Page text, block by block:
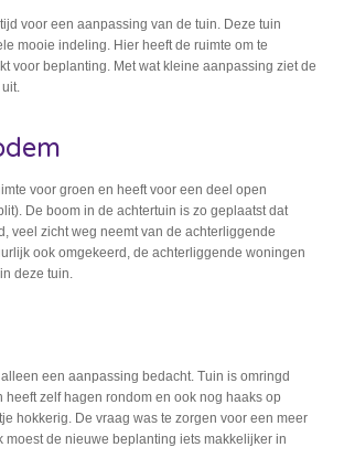
voor een aanpassing van de tuin. Deze tuin
mooie indeling. Hier heeft de ruimte om te
voor beplanting. Met wat kleine aanpassing ziet de
uit.
voor groen en heeft voor een deel open
De boom in de achtertuin is zo geplaatst dat
veel zicht weg neemt van de achterliggende
ook omgekeerd, de achterliggende woningen
deze tuin.
een aanpassing bedacht. Tuin is omringd
heeft zelf hagen rondom en ook nog haaks op
hokkerig. De vraag was te zorgen voor een meer
moest de nieuwe beplanting iets makkelijker in